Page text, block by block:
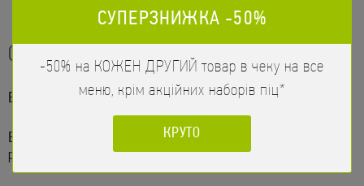
Співпраця та партнерство:
Email: oleksandr.m@panda-sushi.com.ua
Відділ закупок:
pavlo.zakupka@panda-sushi.com.ua
СУПЕРЗНИЖКА -50%
-50% на КОЖЕН ДРУГИЙ товар в чеку на все
меню, крім акційних наборів піц*
КРУТО